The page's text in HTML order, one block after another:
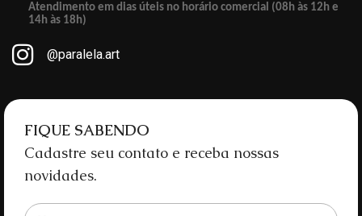
Atendimento em dias úteis no horário comercial (08h às 12h e
14h às 18h)
@paralela.art
FIQUE SABENDO
Cadastre seu contato e receba nossas
novidades.